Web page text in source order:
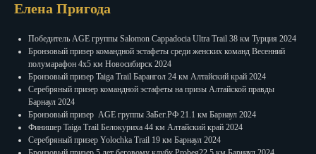
Елена Пригода
Победитель AGE группы Salomon Cappadocia Ultra Trail 38 км Турция 2024
Бронзовый призер командной эстафеты среди женских команд Весенний
полумарафон 4х5 км Новосибирск 2024⠀
Бронзовый призер Taiga Trail Барангол 24 км Алтайский край 2024⠀
Серебряный призер командной эстафеты на призы Алтайской правды
Барнаул 2024
Бронзовый призер AGE группы ЗаБег.РФ 21.1 км Барнаул 2024⠀
Финишер Taiga Trail Белокуриха 44 км Алтайский край 2024⠀
Серебряный призер Yolochka Trail 19 км Барнаул 2024⠀